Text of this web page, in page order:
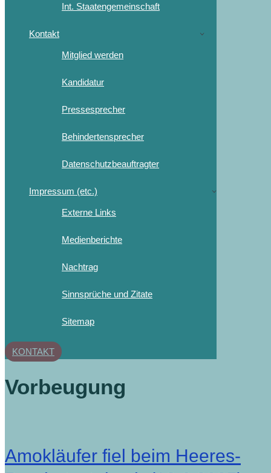
Int. Staatengemeinschaft
Kontakt
Mitglied werden
Kandidatur
Pressesprecher
Behindertensprecher
Datenschutzbeauftragter
Impressum (etc.)
Externe Links
Medienberichte
Nachtrag
Sinnsprüche und Zitate
Sitemap
KONTAKT
Vorbeugung
Amokläufer fiel beim Heeres-